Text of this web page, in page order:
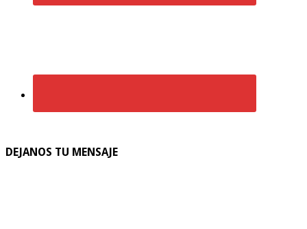
DEJANOS TU MENSAJE